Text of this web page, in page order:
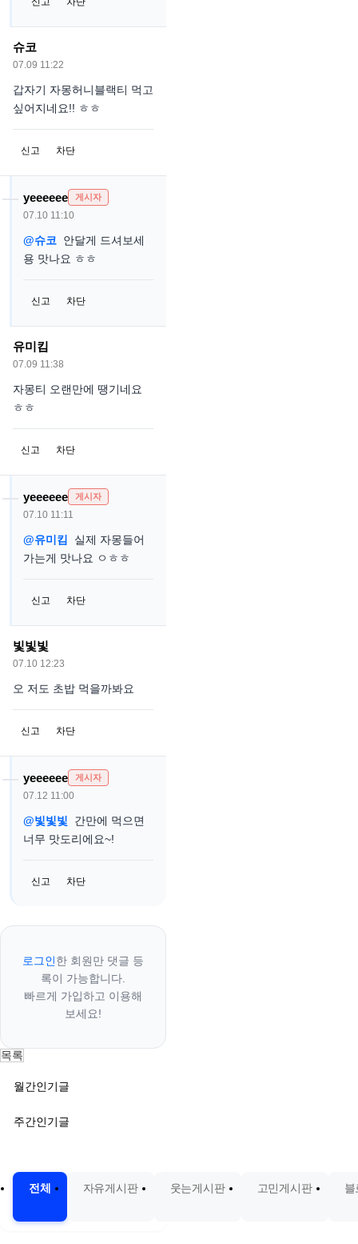
슈코
07.09 11:22
갑자기 자몽허니블랙티 먹고
싶어지네요!! ㅎㅎ
신고 차단
yeeeeee 게시자
07.10 11:10
@슈코 안달게 드셔보세
용 맛나요 ㅎㅎ
신고 차단
유미킴
07.09 11:38
자몽티 오랜만에 땡기네요
ㅎㅎ
신고 차단
yeeeeee 게시자
07.10 11:11
@유미킴
실제 자몽들어
가는게 맛나요 ㅇㅎㅎ
신고 차단
빛빛빛
07.10 12:23
오 저도 초밥 먹을까봐요
신고 차단
yeeeeee 게시자
07.12 11:00
@빛빛빛 간만에 먹으면
너무 맛도리에요~!
신고 차단
로그인한 회원만 댓글 등
록이 가능합니다.
빠르게 가입하고 이용해
보세요!
목록
월간인기글
주간인기글
전체 자유게시판 웃는게시판 고민게시판 블